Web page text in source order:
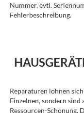
Nummer, evtl.
Fehlerbeschreibung.
Reparaturen lohnen
Einzelnen, sondern
Ressourcen-Schonung.